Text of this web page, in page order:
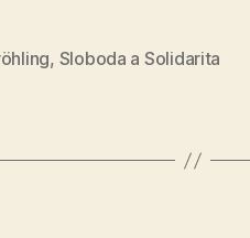
, Sloboda a Solidarita